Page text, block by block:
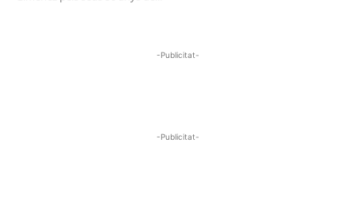
-Publicitat-
-Publicitat-